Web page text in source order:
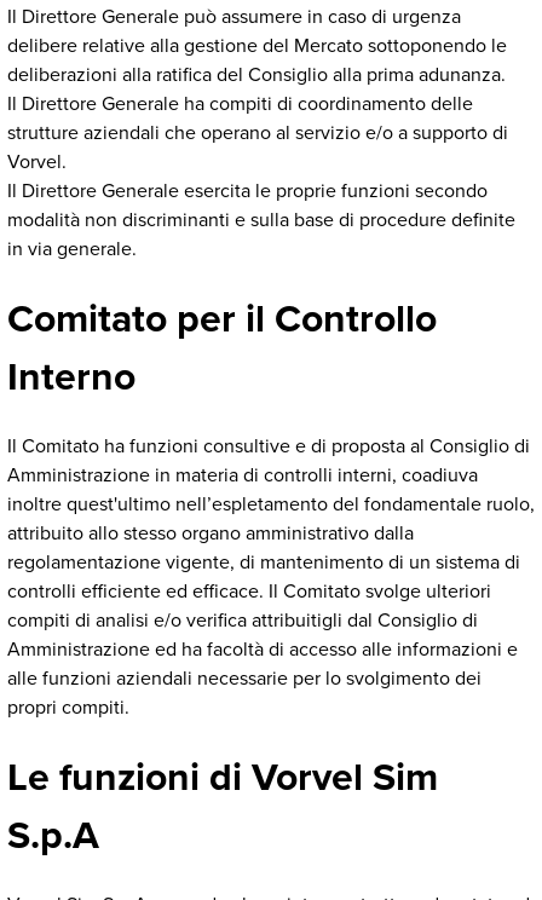
Il Direttore Generale può assumere in caso di urgenza
delibere relative alla gestione del Mercato sottoponendo le
deliberazioni alla ratifica del Consiglio alla prima adunanza.
Il Direttore Generale ha compiti di coordinamento delle
strutture aziendali che operano al servizio e/o a supporto di
Vorvel.
Il Direttore Generale esercita le proprie funzioni secondo
modalità non discriminanti e sulla base di procedure definite
in via generale.
Comitato per il Controllo
Interno
Il Comitato ha funzioni consultive e di proposta al Consiglio di
Amministrazione in materia di controlli interni, coadiuva
inoltre quest'ultimo nell’espletamento del fondamentale ruolo,
attribuito allo stesso organo amministrativo dalla
regolamentazione vigente, di mantenimento di un sistema di
controlli efficiente ed efficace. Il Comitato svolge ulteriori
compiti di analisi e/o verifica attribuitigli dal Consiglio di
Amministrazione ed ha facoltà di accesso alle informazioni e
alle funzioni aziendali necessarie per lo svolgimento dei
propri compiti.
Le funzioni di Vorvel Sim
S.p.A